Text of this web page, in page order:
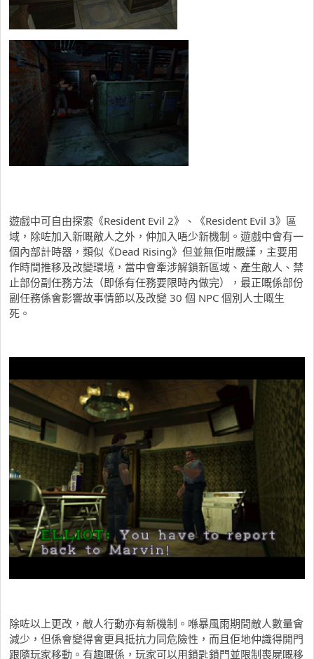
遊戲中可自由探索《Resident Evil 2》、《Resident Evil 3》區
域，除咗加入新嘅敵人之外，仲加入唔少新機制。遊戲中會有一
個內部計時器，類似《Dead Rising》但並無佢咁嚴謹，主要用
作時間推移及改變環境，當中會牽涉解鎖新區域、產生敵人、禁
止部份副任務方法（即係有任務要限時內做完），最正嘅係部份
副任務係會影響故事情節以及改變 30 個 NPC 個別人士嘅生
死。
除咗以上更改，敵人行動亦有新機制。喺暴風雨期間敵人數量會
減少，但係會變得會更具抵抗力同危險性，而且佢地仲識得開門
跟隨玩家移動。有趣嘅係，玩家可以用鎖匙鎖門並限制喪屍嘅移